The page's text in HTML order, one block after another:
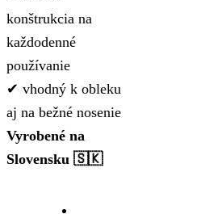
konštrukcia na
každodenné
používanie
✔ vhodný k obleku
aj na bežné nosenie
Vyrobené na
Slovensku 🇸🇰